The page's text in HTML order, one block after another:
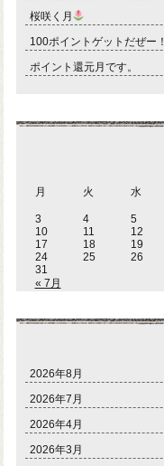
桜咲く月
100ポイントゲットだぜー！
ポイント還元月です。
月
火 水
« 7月
3
4 5
10
11 12
17
18 19
24
25 26
31
2026年8月
2026年7月
2026年4月
2026年3月